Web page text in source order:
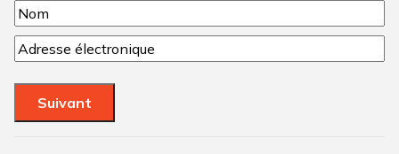
N
o
m
N
N
o
m
C
o
u
Suivant